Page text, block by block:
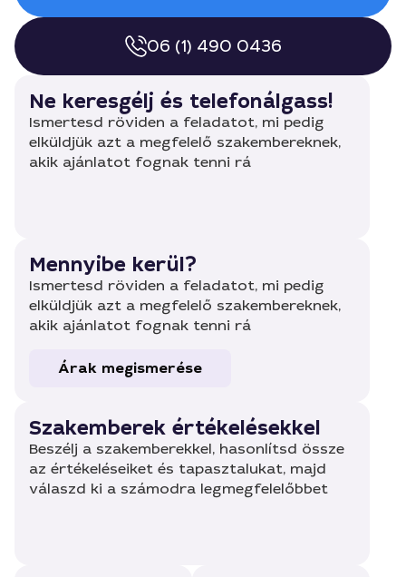
06 (1) 490 0436
Ne keresgélj és telefonálgass!
Ismertesd röviden a feladatot, mi pedig
elküldjük azt a megfelelő szakembereknek,
akik ajánlatot fognak tenni rá
Mennyibe kerül?
Ismertesd röviden a feladatot, mi pedig
elküldjük azt a megfelelő szakembereknek,
akik ajánlatot fognak tenni rá
Árak megismerése
Szakemberek értékelésekkel
Beszélj a szakemberekkel, hasonlítsd össze
az értékeléseiket és tapasztalukat, majd
válaszd ki a számodra legmegfelelőbbet